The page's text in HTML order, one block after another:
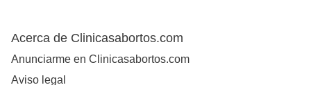
Acerca de Clinicasabortos.com
Anunciarme en Clinicasabortos.com
Aviso legal